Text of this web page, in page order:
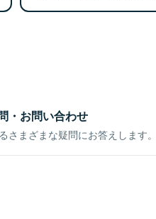
・お問い合わせ
さまざまな疑問にお答えします。